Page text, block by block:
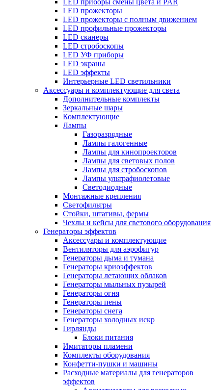
LED приборы смены цвета и PAR
LED прожекторы
LED прожекторы с полным движением
LED профильные прожекторы
LED сканеры
LED стробоскопы
LED УФ приборы
LED экраны
LED эффекты
Интерьерные LED светильники
Аксессуары и комплектующие для света
Дополнительные комплекты
Зеркальные шары
Комплектующие
Лампы
Газоразрядные
Лампы галогенные
Лампы для кинопроекторов
Лампы для световых полов
Лампы для стробоскопов
Лампы ультрафиолетовые
Светодиодные
Монтажные крепления
Светофильтры
Стойки, штативы, фермы
Чехлы и кейсы для светового оборудования
Генераторы эффектов
Аксессуары и комплектующие
Вентиляторы для аэрофигур
Генераторы дыма и тумана
Генераторы криоэффектов
Генераторы летающих облаков
Генераторы мыльных пузырей
Генераторы огня
Генераторы пены
Генераторы снега
Генераторы холодных искр
Гирлянды
Блоки питания
Имитаторы пламени
Комплекты оборудования
Конфетти-пушки и машины
Расходные материалы для генераторов
эффектов